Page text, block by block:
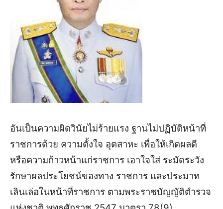
อันเป็นความผิดวินัยไม่ร้ายแรง ฐานไม่ปฏิบัติหน้าที่
ราชการด้วย ความตั้งใจ อุตสาหะ เพื่อให้เกิดผลดี
หรือความก้าวหน้าแก่ราชการ เอาใจใส่ ระมัดระวัง
รักษาผลประโยชน์ของทาง ราชการ และประมาท
เลินเล่อในหน้าที่ราชการ ตามพระราชบัญญัติตำรวจ